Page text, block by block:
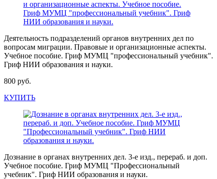
Деятельность подразделений органов внутренних дел по
вопросам миграции. Правовые и организационные аспекты.
Учебное пособие. Гриф МУМЦ "профессиональный учебник".
Гриф НИИ образования и науки.
800 руб.
КУПИТЬ
Дознание в органах внутренних дел. 3-е изд., перераб. и доп.
Учебное пособие. Гриф МУМЦ "Профессиональный
учебник". Гриф НИИ образования и науки.